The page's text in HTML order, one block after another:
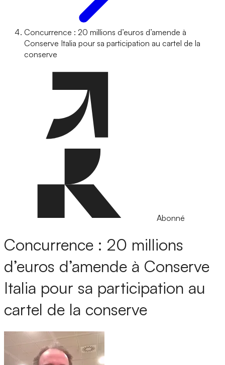
Concurrence : 20 millions d’euros d’amende à
Conserve Italia pour sa participation au cartel de la
conserve
Abonné
Concurrence : 20 millions
d’euros d’amende à Conserve
Italia pour sa participation au
cartel de la conserve